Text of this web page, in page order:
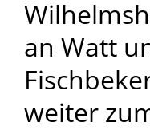
an Watt
weiter